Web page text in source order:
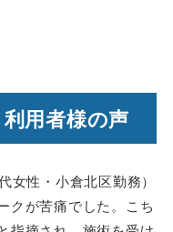
用者様の声
女性・小倉北区勤務）
クが苦痛でした。こち